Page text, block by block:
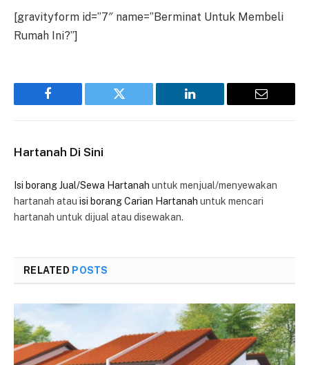
[gravityform id=”7″ name=”Berminat Untuk Membeli
Rumah Ini?”]
Facebook Twitter LinkedIn Email
Hartanah Di Sini
Isi borang Jual/Sewa Hartanah untuk menjual/menyewakan
hartanah atau isi borang Carian Hartanah untuk mencari
hartanah untuk dijual atau disewakan.
RELATED POSTS